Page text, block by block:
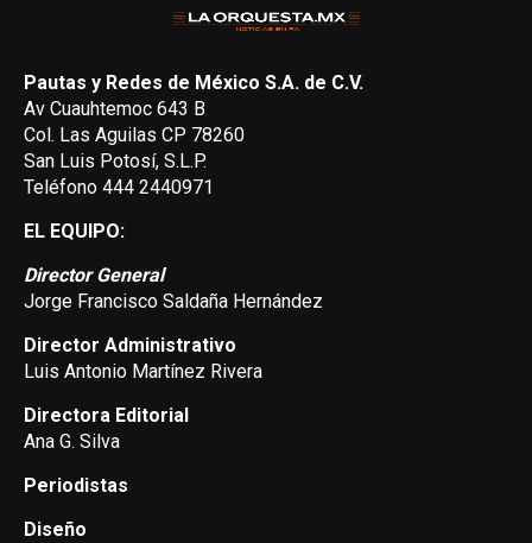
Pautas y Redes de México S.A. de C.V.
Av Cuauhtemoc 643 B
Col. Las Aguilas CP 78260
San Luis Potosí, S.L.P.
Teléfono 444 2440971
EL EQUIPO:
Director General
Jorge Francisco Saldaña Hernández
Director Administrativo
Luis Antonio Martínez Rivera
Directora Editorial
Ana G. Silva
Periodistas
Diseño